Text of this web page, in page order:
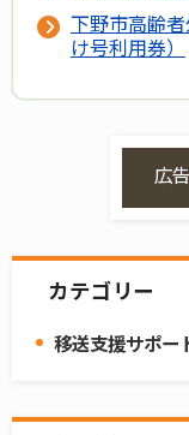
下野市高齢
け号利用券）
広告
カテゴリー
移送支援サポー